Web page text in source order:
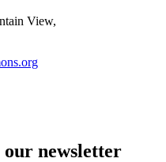
View,
our newsletter